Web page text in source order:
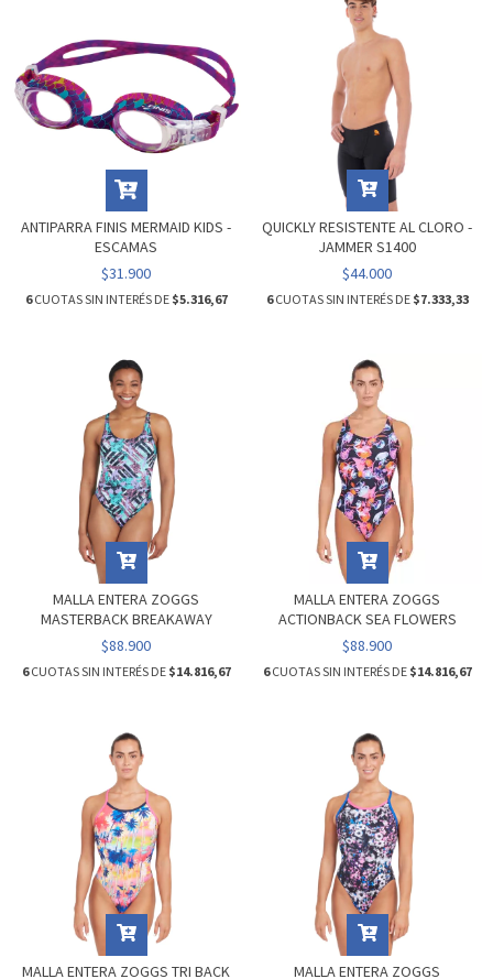
ANTIPARRA FINIS MERMAID KIDS -
ESCAMAS
$31.900
6CUOTAS SIN INTERÉS DE $5.316,67
QUICKLY RESISTENTE AL CLORO -
JAMMER S1400
$44.000
6CUOTAS SIN INTERÉS DE $7.333,33
MALLA ENTERA ZOGGS
MASTERBACK BREAKAWAY
$88.900
6CUOTAS SIN INTERÉS DE $14.816,67
MALLA ENTERA ZOGGS
ACTIONBACK SEA FLOWERS
$88.900
6CUOTAS SIN INTERÉS DE $14.816,67
MALLA ENTERA ZOGGS TRI BACK
MALLA ENTERA ZOGGS